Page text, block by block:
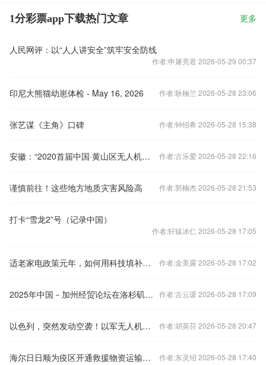
1分彩票app下载热门文章 更多
人民网评：以“人人讲安全”筑牢安全防线
作者:申屠亮君 2026-05-29 00:37
印尼大熊猫幼崽体检 - May 16, 2026 作者:耿楠兰 2026-05-28 23:06
张艺谋《主角》口碑 作者:钟绍希 2026-05-28 15:38
安徽：“2020首届中国·黄山区无人机全国摄影大展”启动 作者:古乐爱 2026-05-28 22:16
谨慎前往！这些地方地质灾害风险高 作者:郭楠杰 2026-05-28 21:53
打卡“雪龙2”号（记录中国）
作者:轩辕冰仁 2026-05-28 17:05
适老家电政策元年，如何用科技填补隐性需求的缺口？ 作者:金美露 2026-05-28 17:02
2025年中国－加州经贸论坛在洛杉矶举行 作者:古云瑗 2026-05-28 17:09
以色列，突然发动空袭！以军无人机突入伊朗境内，伊朗：已击落！阿联酋等八国发表联合声明 作者:胡英芬 2026-05-28 20:47
海尔日日顺为疫区开通救援物资运输通道 作者:东灵绍 2026-05-28 17:40